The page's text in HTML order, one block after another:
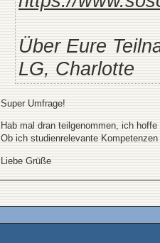
Über Eure
LG, Charlotte
Super Umfrage!
Hab mal dran teilgenommen, ich
Ob ich studienrelevante
Liebe Grüße